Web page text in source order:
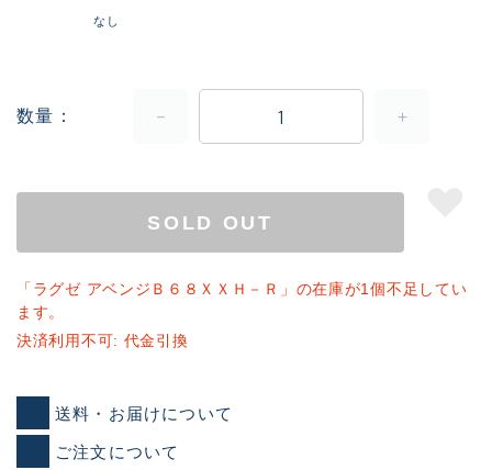
なし
数量
SOLD OUT
「ラグゼ アベンジＢ６８ＸＸＨ－Ｒ」の在庫が1個不足してい
ます。
決済利用不可: 代金引換
送料・お届けについて
ご注文について